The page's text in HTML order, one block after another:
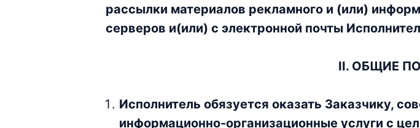
рассылки материалов рекламного и (или)
серверов и(или) с электронной почты
II. ОБЩИЕ
Исполнитель обязуется оказать Заказчику,
информационно-организационные услуги с